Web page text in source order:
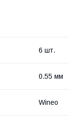
6 шт.
0.55 мм
Wineo